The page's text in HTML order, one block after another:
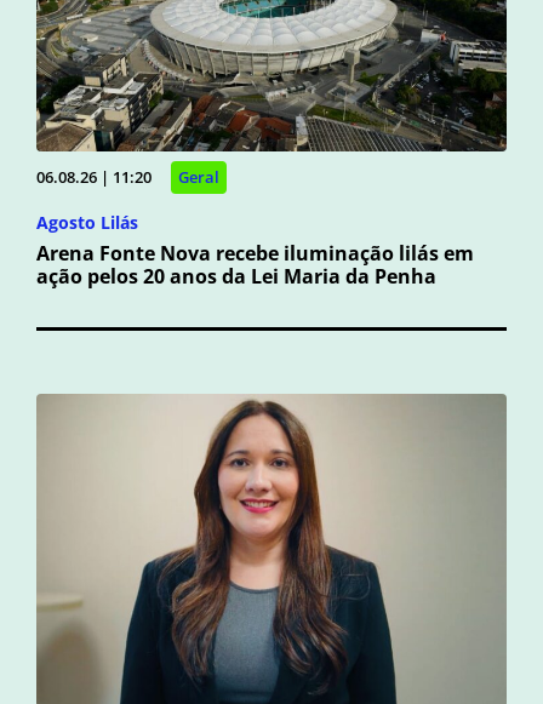
06.08.26 | 11:20 Geral
Agosto Lilás
Arena Fonte Nova recebe iluminação lilás em
ação pelos 20 anos da Lei Maria da Penha